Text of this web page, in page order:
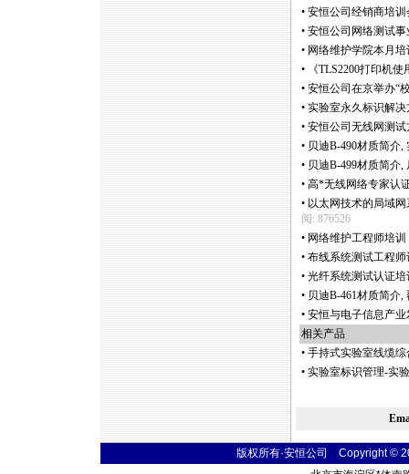
• 安恒公司经销商培
• 安恒公司网络测试
• 网络维护学院本月
•
《TLS2200打印机
• 安恒公司在京举办“
• 实验室永久标识解决
• 安恒公司无线网测
• 贝迪B-490材质简介
• 贝迪B-499材质简介
• 高*无线网络专家认
• 以太网技术的局域
阅: 876526
• 网络维护工程师培
• 布线系统测试工程师
• 光纤系统测试认证培
• 贝迪B-461材质简介
• 安恒与电子信息产
相关产品
• 手持式实验室线缆
• 实验室标识管理-实
版权所有·安恒公司 Copyright ©